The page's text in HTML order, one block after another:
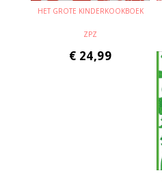
HET GROTE KINDERKOOKBOEK
ZPZ
€ 24,99